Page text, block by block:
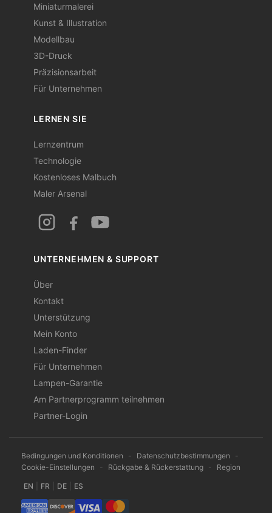
Miniaturmalerei
Kunst & Illustration
Modellbau
3D-Druck
Präzisionsarbeit
Für Unternehmen
LERNEN SIE
Lernzentrum
Technologie
Kostenloses Malbuch
Maler Arsenal
UNTERNEHMEN & SUPPORT
Über
Kontakt
Unterstützung
Mein Konto
Laden-Finder
Für Unternehmen
Lampen-Garantie
Am Partnerprogramm teilnehmen
Partner-Login
Bedingungen und Konditionen - Datenschutzbestimmungen
-
Cookie-Einstellungen
- Rückgabe & Rückerstattung - Region
EN FR DE ES